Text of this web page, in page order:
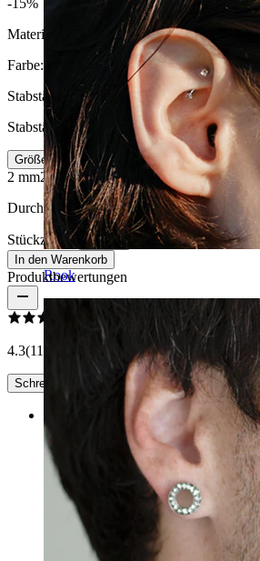
Rook
Material:
Chirurgenstahl
Farbe:
Stabstärke
Stabstärke auswählen
Größeninfo
2 mm2,4 mm3 mm4 mm
Durchmesser:13 mm
Stückzahl: 1
Ändern
In den Warenkorb
Produktbewertungen
4.3(11 Bewertungen)
Schreibe eine Bewertung
Great
Thumbs up for Bodymod!
Alexandru-Stefan
Verifizierter Kauf